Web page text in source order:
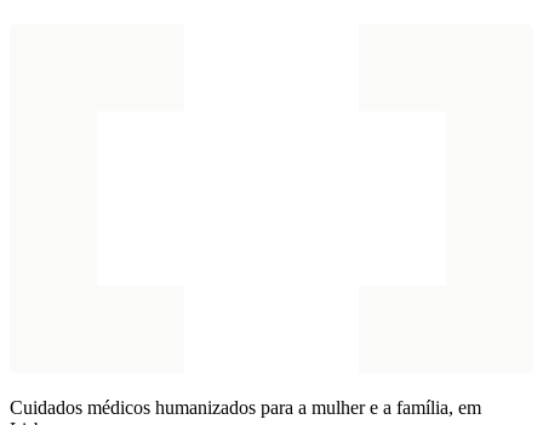
Cuidados médicos humanizados para a mulher e a família, em